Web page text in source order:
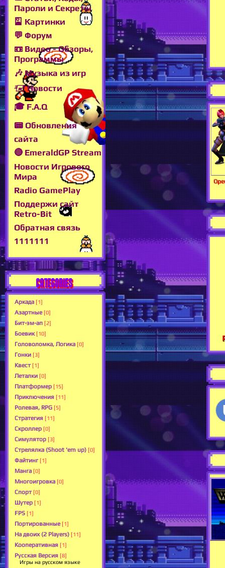
Пароли и Секреты
🎴 Картинки
💬 Форум
📼 Видео - Обзоры,
Программы
🎶 Музыка из игр
🖅 Новости
🎓 F.A.Q
📟 Обновления
сайта
🔴 EmeraldGP Stream
Новости Игрового
Мира
Radio GamePlay
Поддержи сайт
Retro-Bit
Обратная связь
1111111
CATEGORIES
Аркада [1]
Азартные [0]
Бит-эм-ап [2]
Боевик [10]
Головоломка, Логика [0]
Гонки [3]
Квест [1]
Леталки [0]
Платформер [15]
Приключения [11]
Ролевая, RPG [5]
Стратегия [11]
Скроллер [0]
Симулятор [3]
Стрелялка (Shoot 'em up) [0]
Файтинг [1]
Манга [0]
Многоигровка [0]
Спорт [0]
Шутер [1]
FPS [1]
Портированные [1]
На двоих (2 Players) [11]
Кооперативная [1]
Русская Версия [8]
Игры на русском языке